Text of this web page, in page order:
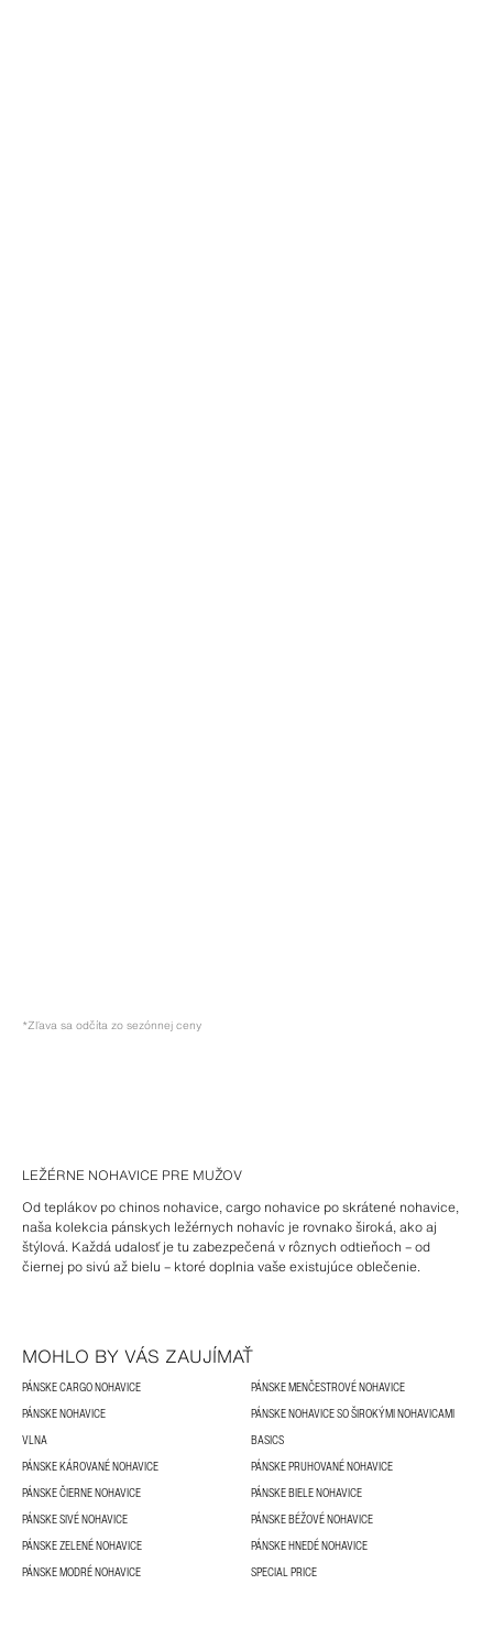
*Zľava sa odčíta zo sezónnej ceny
LEŽÉRNE NOHAVICE PRE MUŽOV
Od teplákov po chinos nohavice, cargo nohavice po skrátené nohavice,
naša kolekcia pánskych ležérnych nohavíc je rovnako široká, ako aj
štýlová. Každá udalosť je tu zabezpečená v rôznych odtieňoch – od
čiernej po sivú až bielu – ktoré doplnia vaše existujúce oblečenie.
MOHLO BY VÁS ZAUJÍMAŤ
PÁNSKE CARGO NOHAVICE
PÁNSKE MENČESTROVÉ NOHAVICE
PÁNSKE NOHAVICE
PÁNSKE NOHAVICE SO ŠIROKÝMI NOHAVICAMI
VLNA
BASICS
PÁNSKE KÁROVANÉ NOHAVICE
PÁNSKE PRUHOVANÉ NOHAVICE
PÁNSKE ČIERNE NOHAVICE
PÁNSKE BIELE NOHAVICE
PÁNSKE SIVÉ NOHAVICE
PÁNSKE BÉŽOVÉ NOHAVICE
PÁNSKE ZELENÉ NOHAVICE
PÁNSKE HNEDÉ NOHAVICE
PÁNSKE MODRÉ NOHAVICE
SPECIAL PRICE